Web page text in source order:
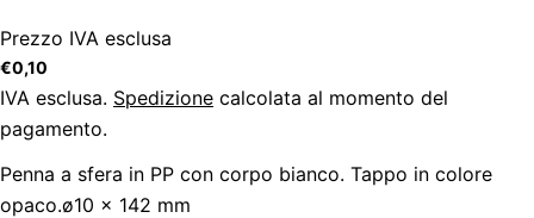
Prezzo IVA esclusa
Prezzo
regolare
€0,10
IVA esclusa. Spedizione calcolata al momento del
pagamento.
Penna a sfera in PP con corpo bianco. Tappo in colore
opaco.ø10 x 142 mm